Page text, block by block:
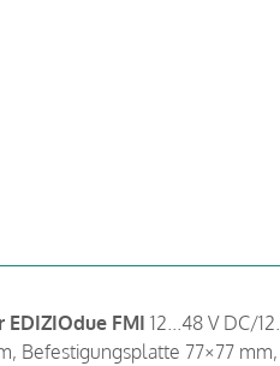
EDIZIOdue FMI 12...48 V DC/
Befestigungsplatte 77×77